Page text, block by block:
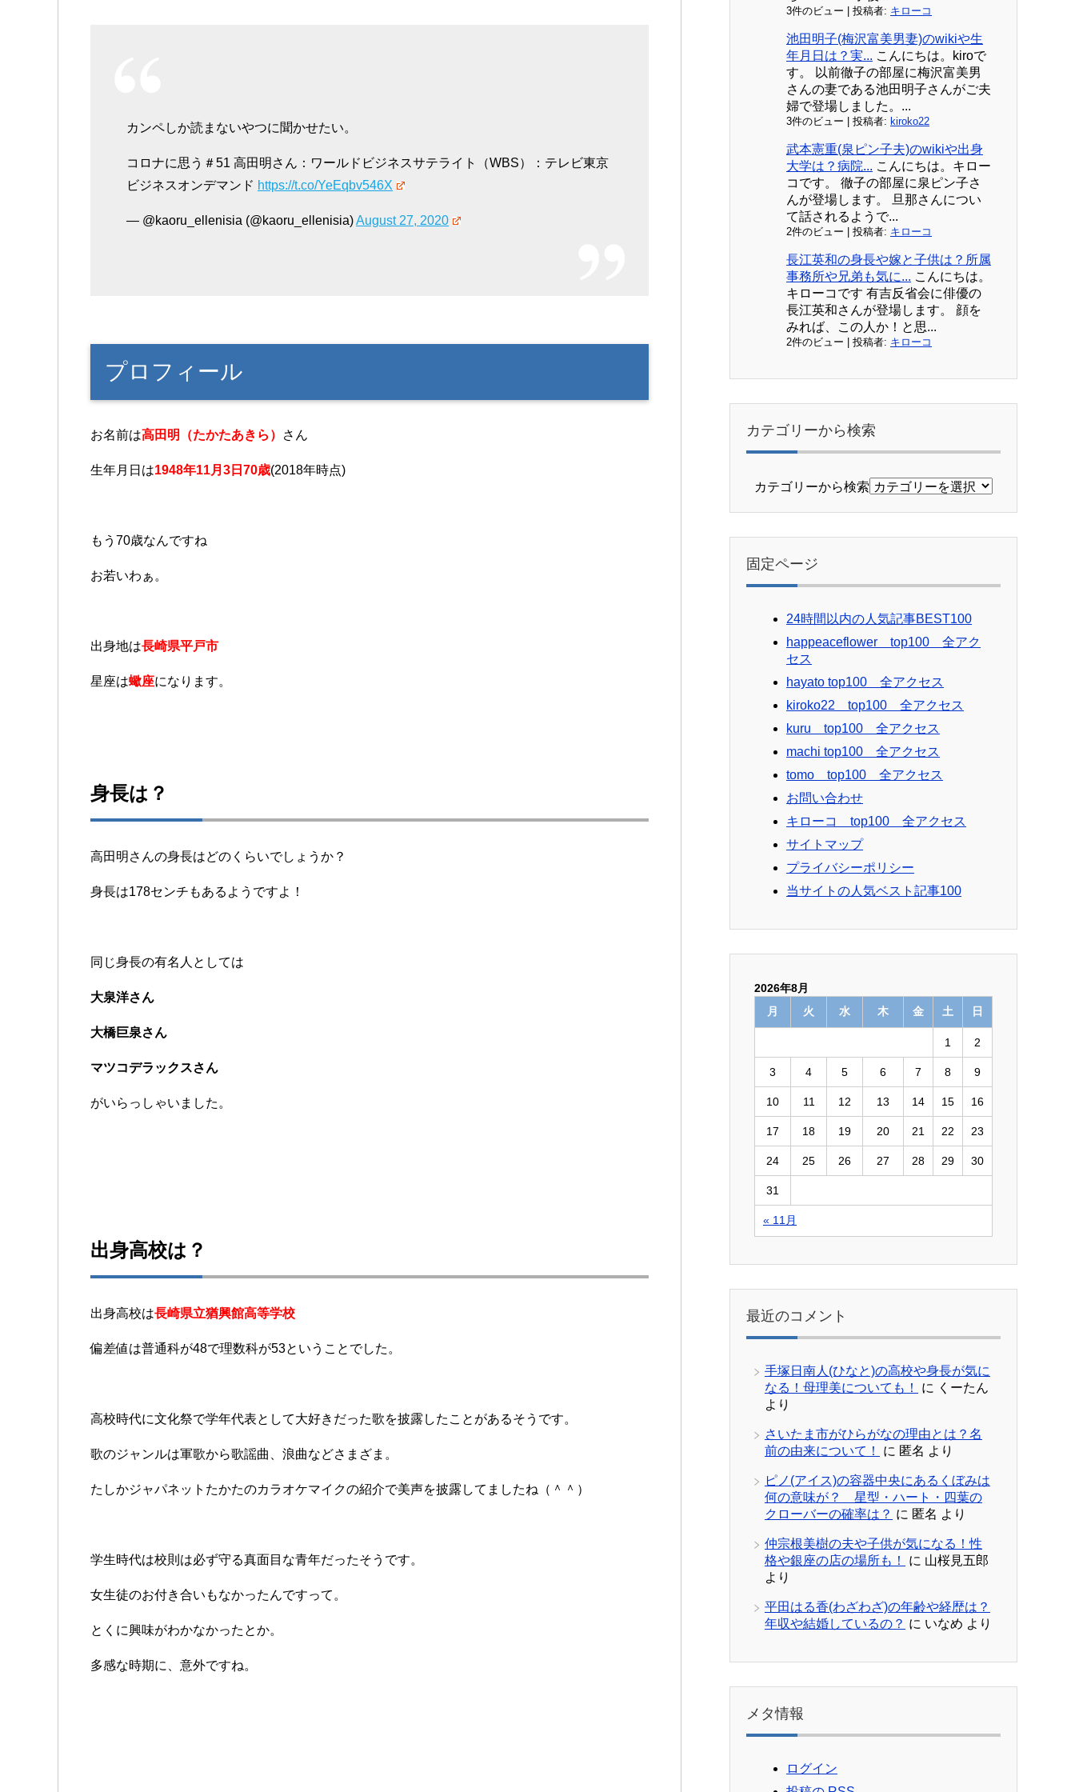
カンペしか読まないやつに聞かせたい。
コロナに思う＃51 高田明さん：ワールドビジネスサテライト（WBS）：テレビ東京
ビジネスオンデマンド https://t.co/YeEqbv546X
— @kaoru_ellenisia (@kaoru_ellenisia)August 27, 2020
プロフィール
お名前は高田明（たかたあきら） さん
生年月日は1948年11月3日70歳(2018年時点)
もう70歳なんですね
お若いわぁ。
出身地は長崎県平戸市
星座は蠍座になります。
身長は？
高田明さんの身長はどのくらいでしょうか？
身長は178センチもあるようですよ！
同じ身長の有名人としては
大泉洋さん
大橋巨泉さん
マツコデラックスさん
がいらっしゃいました。
出身高校は？
出身高校は長崎県立猶興館高等学校
偏差値は普通科が48で理数科が53ということでした。
高校時代に文化祭で学年代表として大好きだった歌を披露したことがあるそうです。
歌のジャンルは軍歌から歌謡曲、浪曲などさまざま。
たしかジャパネットたかたのカラオケマイクの紹介で美声を披露してましたね（＾＾）
学生時代は校則は必ず守る真面目な青年だったそうです。
女生徒のお付き合いもなかったんですって。
とくに興味がわかなかったとか。
多感な時期に、意外ですね。
3件のビュー 投稿者: キローコ
池田明子(梅沢富美男妻)のwikiや生
年月日は？実... こんにちは。kiroで
す。 以前徹子の部屋に梅沢富美男
さんの妻である池田明子さんがご夫
婦で登場しました。...
3件のビュー 投稿者: kiroko22
武本憲重(泉ピン子夫)のwikiや出身
大学は？病院... こんにちは。キロー
コです。 徹子の部屋に泉ピン子さ
んが登場します。 旦那さんについ
て話されるようで...
2件のビュー 投稿者: キローコ
長江英和の身長や嫁と子供は？所属
事務所や兄弟も気に... こんにちは。
キローコです 有吉反省会に俳優の
長江英和さんが登場します。 顔を
みれば、この人か！と思...
2件のビュー 投稿者: キローコ
カテゴリーから検索
カテゴリーから検索
固定ページ
24時間以内の人気記事BEST100
happeaceflower top100 全アク
セス
hayato top100 全アクセス
kiroko22 top100 全アクセス
kuru top100 全アクセス
machi top100 全アクセス
tomo top100 全アクセス
お問い合わせ
キローコ top100 全アクセス
サイトマップ
プライバシーポリシー
当サイトの人気ベスト記事100
2026年8月
月
火 水 木 金 土 日
« 11月
1 2
3 4 5 6 7 8 9
10 11 12 13 14 15 16
17 18 19 20 21 22 23
24 25 26 27 28 29 30
31
最近のコメント
手塚日南人(ひなと)の高校や身長が気に
なる！母理美についても！
に くーたん
より
さいたま市がひらがなの理由とは？名
前の由来について！
に 匿名 より
ピノ(アイス)の容器中央にあるくぼみは
何の意味が？ 星型・ハート・四葉の
クローバーの確率は？ に 匿名 より
仲宗根美樹の夫や子供が気になる！性
格や銀座の店の場所も！
に 山桜見五郎
より
平田はる香(わざわざ)の年齢や経歴は？
年収や結婚しているの？ に いなめ より
メタ情報
ログイン